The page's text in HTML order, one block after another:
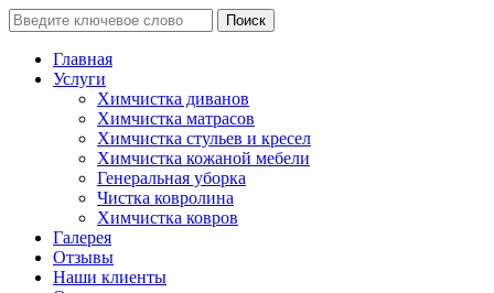
Поиск
Главная
Услуги
Химчистка диванов
Химчистка матрасов
Химчистка стульев и кресел
Химчистка кожаной мебели
Генеральная уборка
Чистка ковролина
Химчистка ковров
Галерея
Отзывы
Наши клиенты